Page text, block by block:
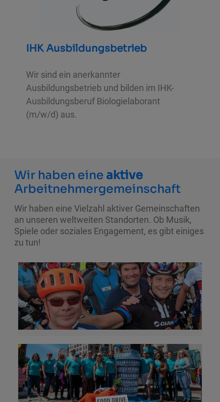
IHK Ausbildungsbetrieb
Wir sind ein anerkannter
Ausbildungsbetrieb und bilden im IHK-
Ausbildungsberuf Biologielaborant
(m/w/d) aus.
Wir haben eine aktive
Arbeitnehmergemeinschaft
Wir haben eine Vielzahl aktiver Gemeinschaften
an unseren weltweiten Standorten. Ob Musik,
Spiele oder soziales Engagement, es gibt einiges
zu tun!